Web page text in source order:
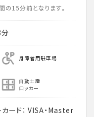
15分前となります。
身障者用駐車場
自動土産
ロッカー
ード： VISA・Master